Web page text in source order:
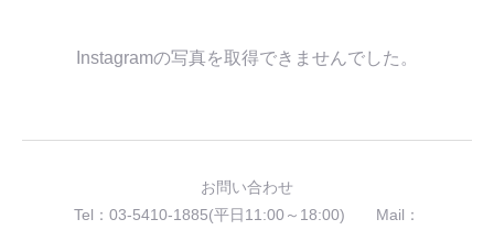
Instagramの写真を取得できませんでした。
お問い合わせ
Tel：03-5410-1885(平日11:00～18:00) Mail：